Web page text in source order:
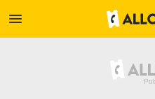
menu